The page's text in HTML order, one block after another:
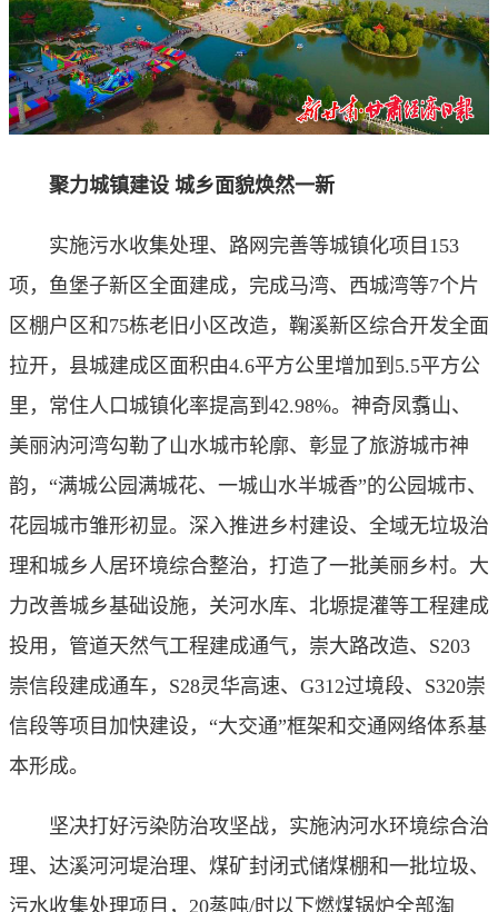
聚力城镇建设 城乡面貌焕然一新
实施污水收集处理、路网完善等城镇化项目153
项，鱼堡子新区全面建成，完成马湾、西城湾等7个片
区棚户区和75栋老旧小区改造，鞠溪新区综合开发全面
拉开，县城建成区面积由4.6平方公里增加到5.5平方公
里，常住人口城镇化率提高到42.98%。神奇凤翥山、
美丽汭河湾勾勒了山水城市轮廓、彰显了旅游城市神
韵，“满城公园满城花、一城山水半城香”的公园城市、
花园城市雏形初显。深入推进乡村建设、全域无垃圾治
理和城乡人居环境综合整治，打造了一批美丽乡村。大
力改善城乡基础设施，关河水库、北塬提灌等工程建成
投用，管道天然气工程建成通气，崇大路改造、S203
崇信段建成通车，S28灵华高速、G312过境段、S320崇
信段等项目加快建设，“大交通”框架和交通网络体系基
本形成。
坚决打好污染防治攻坚战，实施汭河水环境综合治
理、达溪河河堤治理、煤矿封闭式储煤棚和一批垃圾、
污水收集处理项目，20蒸吨/时以下燃煤锅炉全部淘